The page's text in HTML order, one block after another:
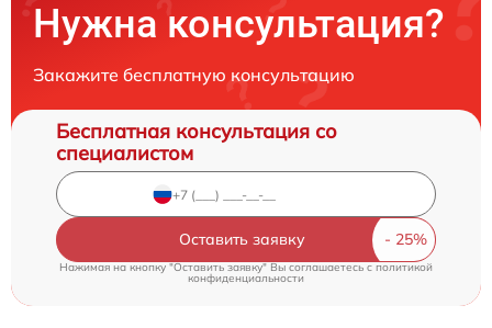
Нужна консультация?
Закажите бесплатную консультацию
Бесплатная консультация со
специалистом
Оставить заявку
Нажимая на кнопку "Оставить заявку" Вы соглашаетесь cполитикой
конфиденциальности